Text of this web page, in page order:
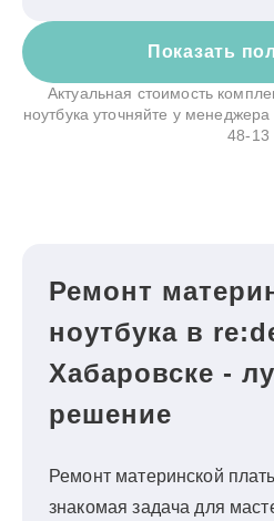
Показать
Актуальная стоимость
ноутбука уточняйте у
48-13
Ремонт
ноутбука в
Хабаровске -
решение
Ремонт материнской
знакомая задача для